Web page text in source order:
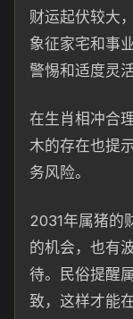
财运起伏较大
象征家宅和事
警惕和适度灵活
在生肖相冲合
木的存在也提
务风险。
2031年属猪的
的机会，也有
待。民俗提醒
致，这样才能